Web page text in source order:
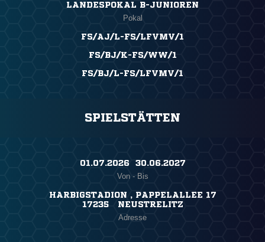
LANDESPOKAL B-JUNIOREN
Pokal
FS/AJ/L-FS/LFVMV/1
FS/BJ/K-FS/WW/1
FS/BJ/L-FS/LFVMV/1
SPIELSTÄTTEN
01.07.2026 ​ 30.06.2027
Von - Bis
HARBIGSTADION , PAPPELALLEE 17
17235 NEUSTRELITZ
Adresse